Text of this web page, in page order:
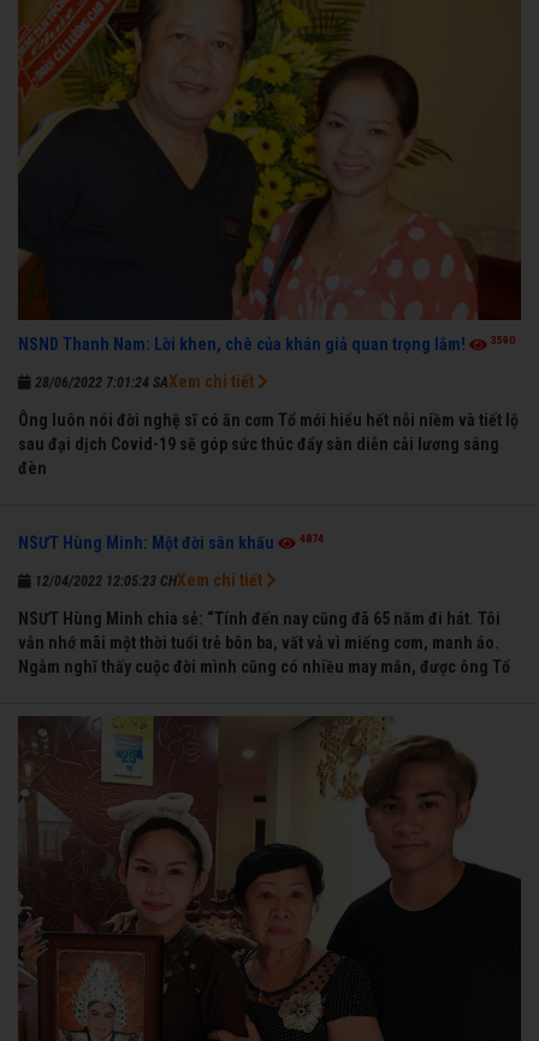
NSND Thanh Nam: Lời khen, chê của khán giả quan trọng lắm! 3590
28/06/2022 7:01:24 SA
Ông luôn nói đời nghệ sĩ có ăn cơm Tổ mới hiểu hết nỗi niềm và tiết lộ
sau đại dịch Covid-19 sẽ góp sức thúc đẩy sàn diễn cải lương sáng
đèn
Xem chi tiết
NSƯT Hùng Minh: Một đời sân khấu 4874
12/04/2022 12:05:23 CH
NSƯT Hùng Minh chia sẻ: “Tính đến nay cũng đã 65 năm đi hát. Tôi
vẫn nhớ mãi một thời tuổi trẻ bôn ba, vất vả vì miếng cơm, manh áo.
Ngẫm nghĩ thấy cuộc đời mình cũng có nhiều may mắn, được ông Tổ
trong dòng đời xuôi ngược nhận được những cơ may để từng bước
thành danh với nghiệp ca diễn”.
Xem chi tiết